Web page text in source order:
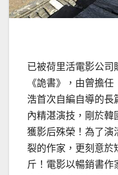
已被荷里活電影公
《詭書》，由曾擔
浩首次自編自導的長
內精湛演技，剛於韓
獲影后殊榮！為了演
裂的作家，更刻意於
斤！電影以暢銷書